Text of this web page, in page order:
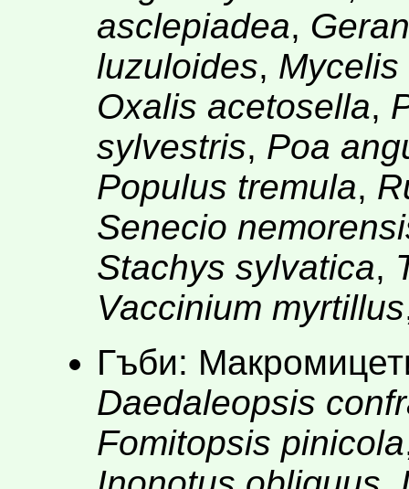
asclepiadea,
luzuloides,
Oxalis acetosella,
sylvestris, Poa
Populus tremula,
Senecio
Stachys sylvatica,
Vaccinium myrtillus
Гъби:
Daedaleopsis
Fomitopsis pinicola